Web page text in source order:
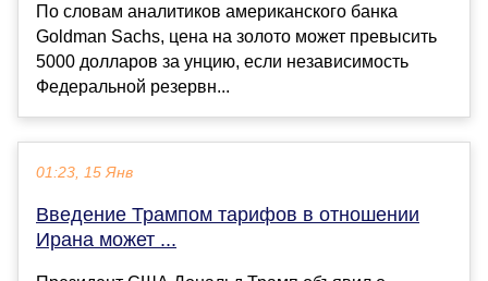
По словам аналитиков американского банка
Goldman Sachs, цена на золото может превысить
5000 долларов за унцию, если независимость
Федеральной резервн...
01:23, 15 Янв
Введение Трампом тарифов в отношении
Ирана может ...